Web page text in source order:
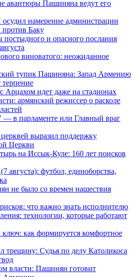
авантюры Пашиняна ведут его
намерение администрации
Баку
и опасного послания
виноватого: неожиданное
тупик Пашиняна: Запад Армению
терпение
идет даже на стадионах
армянский режиссер о расколе
— в парламенте или Главный враг
выразил поддержку
Церкви
на Иссык-Куле: 160 лет поисков
августа): футбол, единоборства,
не было со времен нашествия
что важно знать исполнителю
технологии, которые работают
как формируется комфортное
трещину: Судья по делу Католикоса
власти: Пашинян готовит